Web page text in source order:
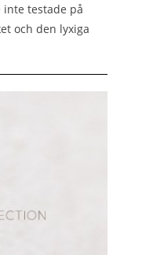
inte testade på
och den lyxiga